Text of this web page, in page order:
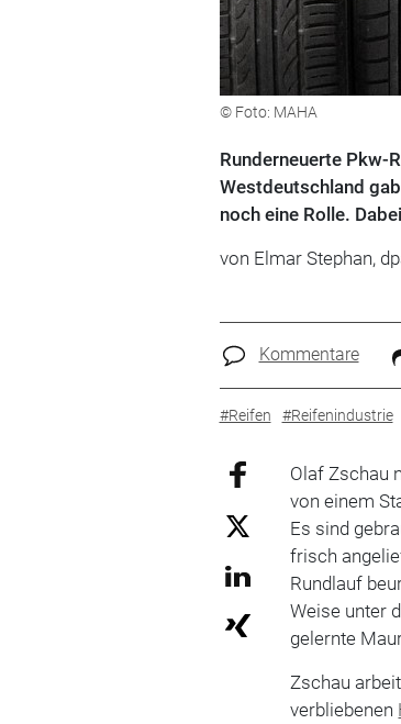
© Foto: MAHA
Runderneuerte Pkw-
Westdeutschland
noch eine Rolle.
von Elmar Stephan,
Kommentare
#Reifen #Reifenindustrie
Olaf Zschau
von einem
Es sind
frisch
Rundlauf
Weise unter
gelernte
Zschau
verbliebenen